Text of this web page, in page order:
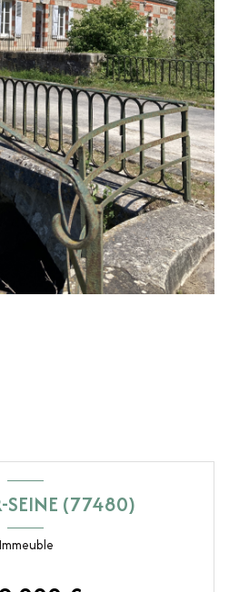
SEINE (77480)
Immeuble